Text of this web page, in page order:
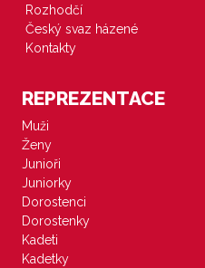
Rozhodčí
Český svaz házené
Kontakty
REPREZENTACE
Muži
Ženy
Junioři
Juniorky
Dorostenci
Dorostenky
Kadeti
Kadetky